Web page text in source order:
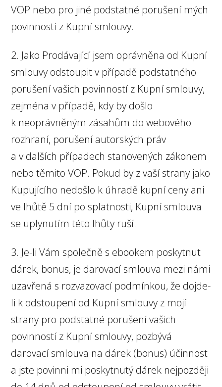
VOP nebo pro jiné podstatné porušení mých
povinností z Kupní smlouvy.
2. Jako Prodávající jsem oprávněna od Kupní
smlouvy odstoupit v případě podstatného
porušení vašich povinností z Kupní smlouvy,
zejména v případě, kdy by došlo
k neoprávněným zásahům do webového
rozhraní, porušení autorských práv
a v dalších případech stanovených zákonem
nebo těmito VOP. Pokud by z vaší strany jako
Kupujícího nedošlo k úhradě kupní ceny ani
ve lhůtě 5 dní po splatnosti, Kupní smlouva
se uplynutím této lhůty ruší.
3. Je-li Vám společně s ebookem poskytnut
dárek, bonus, je darovací smlouva mezi námi
uzavřená s rozvazovací podmínkou, že dojde-
li k odstoupení od Kupní smlouvy z mojí
strany pro podstatné porušení vašich
povinností z Kupní smlouvy, pozbývá
darovací smlouva na dárek (bonus) účinnost
a jste povinni mi poskytnutý dárek nejpozději